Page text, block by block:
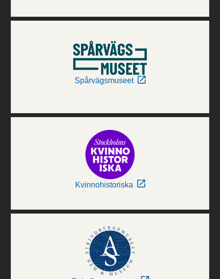
Spårvägsmuseet
Kvinnohistoriska